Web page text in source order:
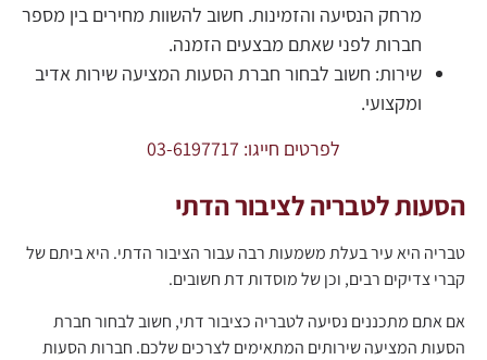
מרחק הנסיעה והזמינות. חשוב להשוות מחירים בין מספר
חברות לפני שאתם מבצעים הזמנה.
שירות: חשוב לבחור חברת הסעות המציעה שירות אדיב
ומקצועי.
לפרטים חייגו: 03-6197717
הסעות לטבריה לציבור הדתי
טבריה היא עיר בעלת משמעות רבה עבור הציבור הדתי. היא ביתם של
קברי צדיקים רבים, וכן של מוסדות דת חשובים.
אם אתם מתכננים נסיעה לטבריה כציבור דתי, חשוב לבחור חברת
הסעות המציעה שירותים המתאימים לצרכים שלכם. חברות הסעות